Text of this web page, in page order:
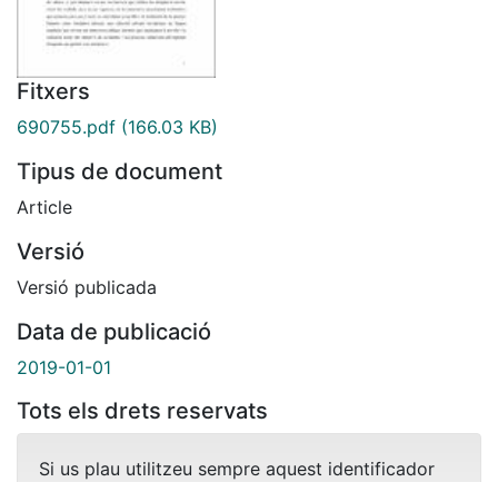
Fitxers
690755.pdf (166.03 KB)
Tipus de document
Article
Versió
Versió publicada
Data de publicació
2019-01-01
Tots els drets reservats
Si us plau utilitzeu sempre aquest identificador